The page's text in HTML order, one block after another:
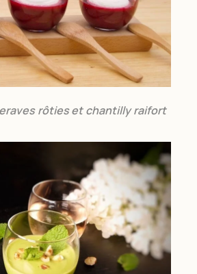
rôties et chantilly raifort